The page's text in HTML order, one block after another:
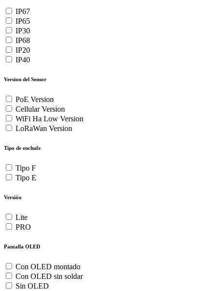
IP67
IP65
IP30
IP68
IP20
IP40
Version del Sensor
PoE Version
Cellular Version
WiFi Ha Low Version
LoRaWan Version
Tipo de enchufe
Tipo F
Tipo E
Versión
Lite
PRO
Pantalla OLED
Con OLED montado
Con OLED sin soldar
Sin OLED